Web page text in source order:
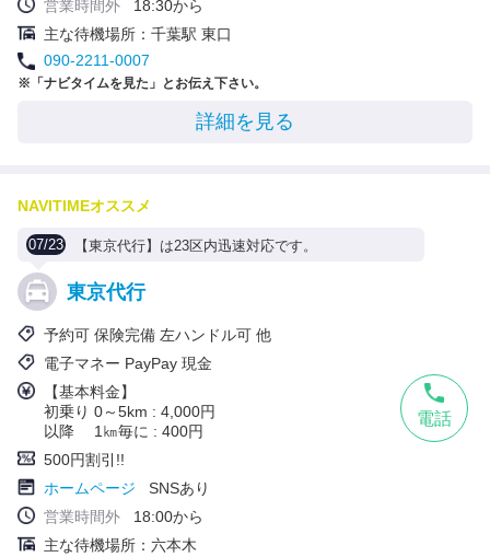
営業時間外
18:30から
主な待機場所：千葉駅 東口
090-2211-0007
※「ナビタイムを見た」とお伝え下さい。
詳細を見る
NAVITIMEオススメ
07/23 【東京代行】は23区内迅速対応です。
東京代行
予約可 保険完備 左ハンドル可 他
電子マネー PayPay 現金
【基本料金】
初乗り 0～5km : 4,000円
以降 1㎞毎に : 400円
500円割引!!
ホームページ
SNSあり
営業時間外
18:00から
主な待機場所：六本木
電話